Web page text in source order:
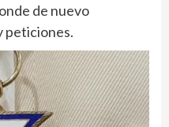
de nuevo
peticiones.